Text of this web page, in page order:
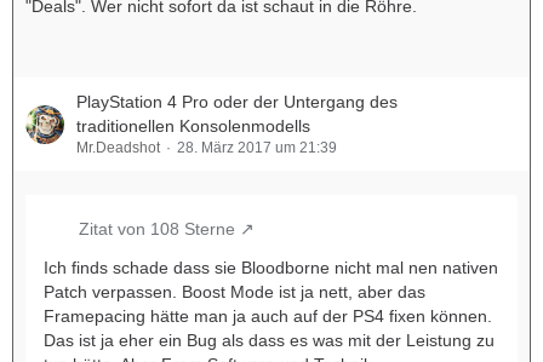
"Deals". Wer nicht sofort da ist schaut in die Röhre.
PlayStation 4 Pro oder der Untergang des
traditionellen Konsolenmodells
Mr.Deadshot 28. März 2017 um 21:39
Zitat von 108 Sterne
Ich finds schade dass sie Bloodborne nicht mal nen nativen
Patch verpassen. Boost Mode ist ja nett, aber das
Framepacing hätte man ja auch auf der PS4 fixen können.
Das ist ja eher ein Bug als dass es was mit der Leistung zu